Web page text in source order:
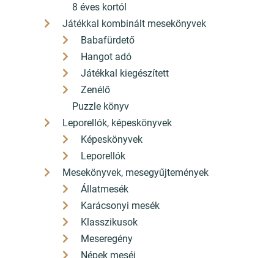
8 éves kortól
Játékkal kombinált mesekönyvek
Babafürdető
Hangot adó
Játékkal kiegészített
Zenélő
Puzzle könyv
Leporellók, képeskönyvek
Képeskönyvek
Leporellók
Mesekönyvek, mesegyűjtemények
Állatmesék
Karácsonyi mesék
Klasszikusok
Meseregény
Népek meséi